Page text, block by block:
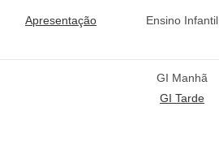
Apresentação Ensino Infantil
GI Manhã
GI Tarde